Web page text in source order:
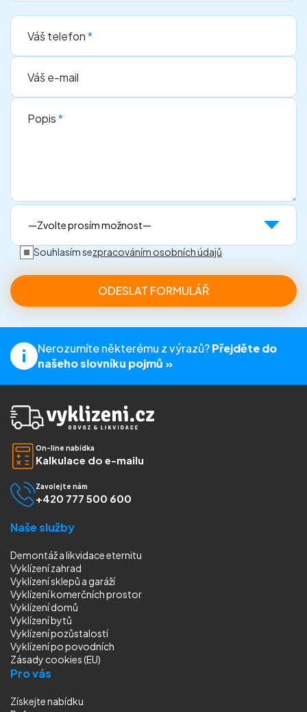
Váš telefon*
Váš e-mail
Popis*
Souhlasím sezpracováním osobních údajů
Nerozumíte některému z výrazů?Přejděte do
našeho slovníku pojmů »
On-line nabídka
Kalkulace do e-mailu
Zavolejte nám
+420 777 500 600
Naše služby
Demontáž a likvidace eternitu
Vyklízení zahrad
Vyklízení sklepů a garáží
Vyklízení komerčních prostor
Vyklízení domů
Vyklízení bytů
Vyklízení pozůstalostí
Vyklízenípo povodních
Zásady cookies (EU)
Pro vás
Získejte nabídku